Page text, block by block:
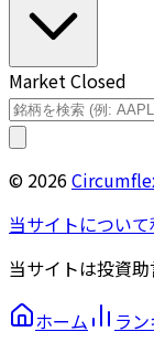
Market Closed
© 2026
当サイトについて
当サイトは投資
ホーム
ラ